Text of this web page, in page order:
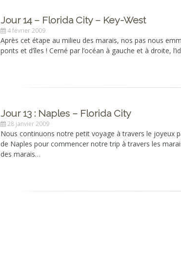
Jour 14 – Florida City – Key-West
4 février 2009
Après cet étape au milieu des marais, nos pas nous
ponts et d’îles ! Cerné par l’océan à gauche et à droite,
Jour 13 : Naples – Florida City
28 janvier 2009
Nous continuons notre petit voyage à travers le joyeux
de Naples pour commencer notre trip à travers les
des marais…